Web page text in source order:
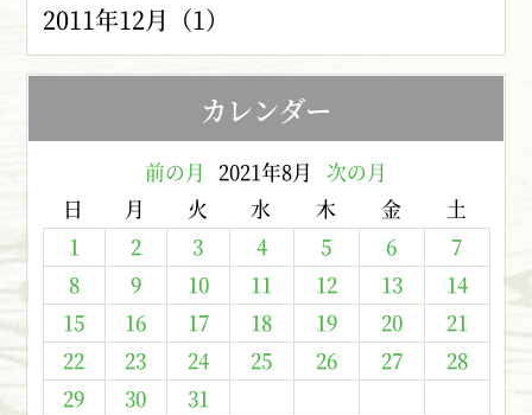
2011年12月（1）
カレンダー
前の月 2021年8月
次の月
日
月 火 水 木 金
土
1
2 3 4 5 6
7
8
9 10 11 12 13
14
15
16 17 18 19 20
21
22
23 24 25 26 27
28
29
30 31